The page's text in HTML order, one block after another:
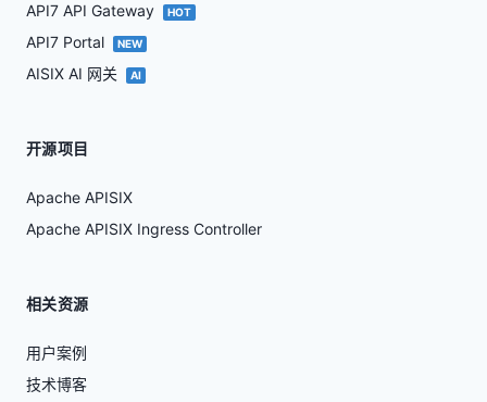
API7 API Gateway HOT
API7 Portal NEW
AISIX AI 网关 AI
开源项目
Apache APISIX
Apache APISIX Ingress Controller
相关资源
用户案例
技术博客